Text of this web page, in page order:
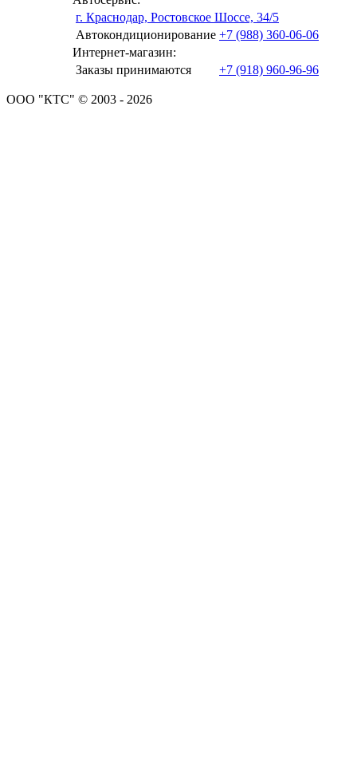
г. Краснодар, Ростовское Шоссе, 34/5
Автокондиционирование +7 (988) 360-06-06
Интернет-магазин:
Заказы принимаются
+7 (918) 960-96-96
ООО "КТС" © 2003 - 2026